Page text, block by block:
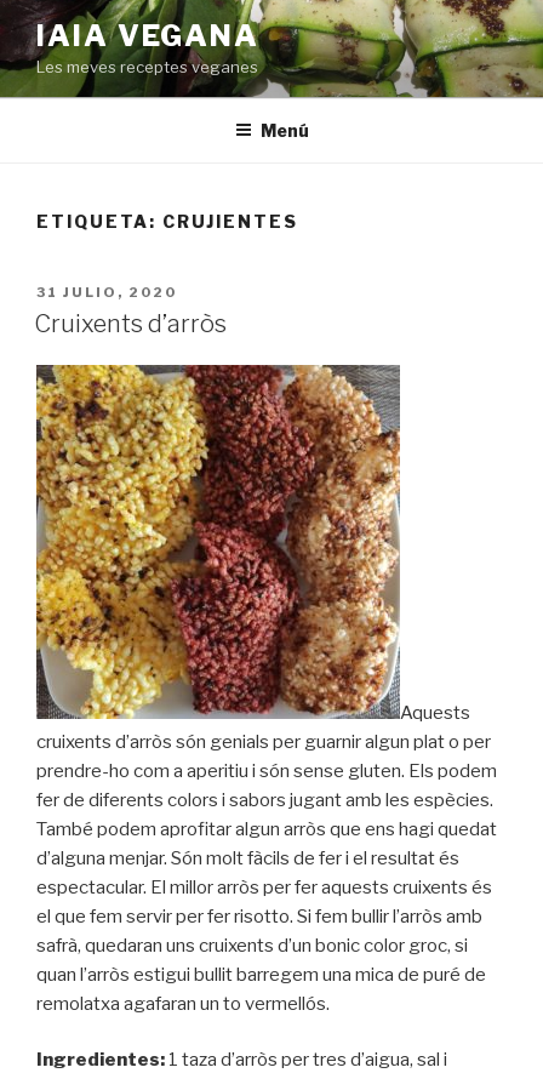
Saltar
contenido
IAIA VEGANA
Les meves receptes veganes
Menú
ETIQUETA: CRUJIENTES
PUBLICADO
EL
31 JULIO, 2020
Cruixents d’arròs
Aquests
cruixents d’arròs són genials per guarnir algun plat o per
prendre-ho com a aperitiu i són sense gluten. Els podem
fer de diferents colors i sabors jugant amb les espècies.
També podem aprofitar algun arròs que ens hagi quedat
d’alguna menjar. Són molt fàcils de fer i el resultat és
espectacular. El millor arròs per fer aquests cruixents és
el que fem servir per fer risotto. Si fem bullir l’arròs amb
safrà, quedaran uns cruixents d’un bonic color groc, si
quan l’arròs estigui bullit barregem una mica de puré de
remolatxa agafaran un to vermellós.
Ingredientes: 1 taza d’arròs per tres d’aigua, sal i